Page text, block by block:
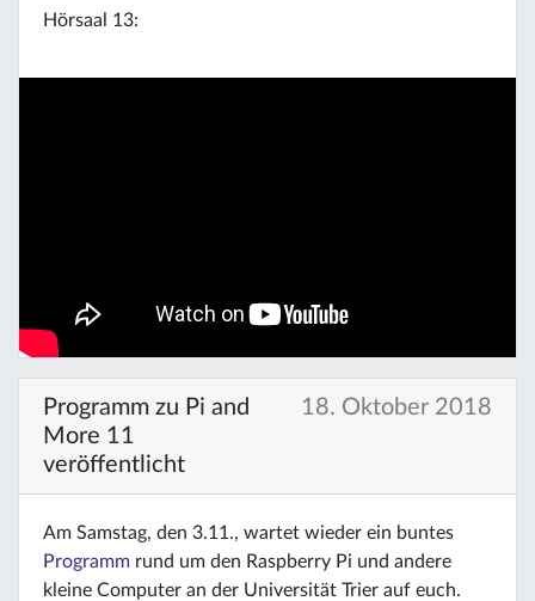
Hörsaal 13:
Programm zu Pi and
More 11
veröffentlicht
18. Oktober 2018
Am Samstag, den 3.11., wartet wieder ein buntes
Programm rund um den Raspberry Pi und andere
kleine Computer an der Universität Trier auf euch.